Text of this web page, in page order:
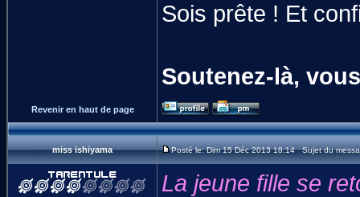
Sois prête ! Et
Soutenez-là,
Revenir en haut de page
miss ishiyama Posté le: Dim 15 Déc 2013 18:14 Sujet du
La jeune fille se